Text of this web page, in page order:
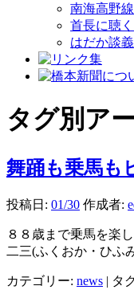
南海高野
首長に聴く
はだか談義
タグ別ア
舞踊も乗馬も
投稿日: 01/30 作成者:
８８歳まで乗馬を楽
二三(ふくおか・ひふ
カテゴリー: news | タ